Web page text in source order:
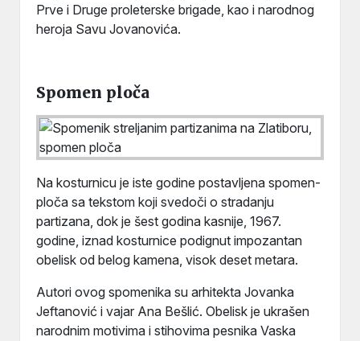
Prve i Druge proleterske brigade, kao i narodnog
heroja Savu Jovanovića.
Spomen ploča
Na kosturnicu je iste godine postavljena spomen-
ploča sa tekstom koji svedoči o stradanju
partizana, dok je šest godina kasnije, 1967.
godine, iznad kosturnice podignut impozantan
obelisk od belog kamena, visok deset metara.
Autori ovog spomenika su arhitekta Jovanka
Jeftanović i vajar Ana Bešlić. Obelisk je ukrašen
narodnim motivima i stihovima pesnika Vaska